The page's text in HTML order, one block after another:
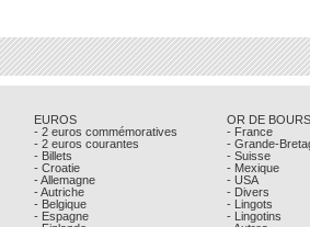
EUROS
- 2 euros commémoratives
- 2 euros courantes
- Billets
- Croatie
- Allemagne
- Autriche
- Belgique
- Espagne
OR DE
- France
- Grande-
- Suisse
- Mexique
- USA
- Divers
- Lingots
- Lingotins